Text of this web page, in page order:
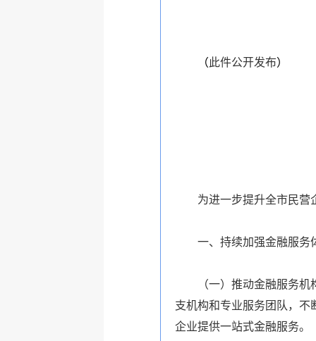
（此件公开发布）
为进一步提升全市民营
一、持续加强金融服务
（一）推动金融服务机
支机构和专业服务团队，不
企业提供一站式金融服务。